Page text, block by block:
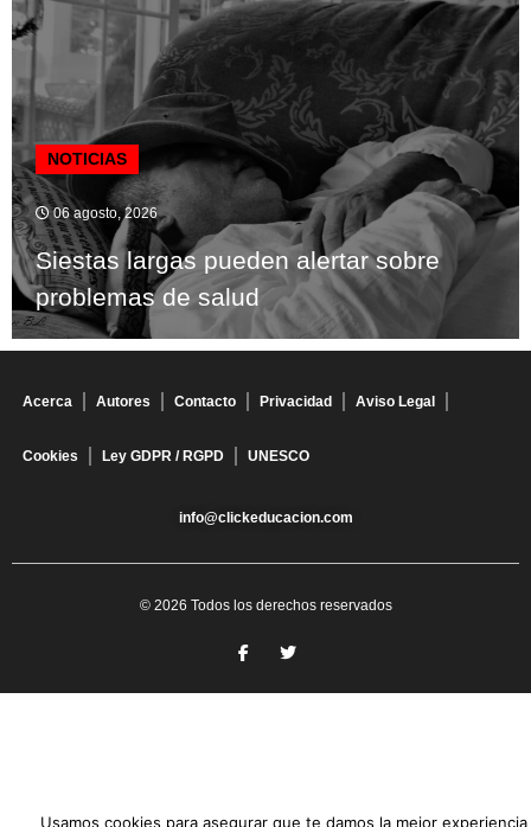
NOTICIAS
06 agosto, 2026
Siestas largas pueden alertar sobre
problemas de salud
Acerca Autores Contacto Privacidad Aviso Legal
Cookies Ley GDPR / RGPD UNESCO
info@clickeducacion.com
© 2026 Todos los derechos reservados
Usamos cookies para asegurar que te damos la mejor experiencia